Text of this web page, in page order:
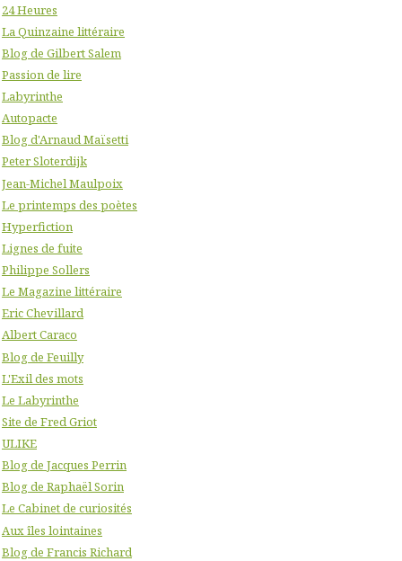
24 Heures
La Quinzaine littéraire
Blog de Gilbert Salem
Passion de lire
Labyrinthe
Autopacte
Blog d'Arnaud Maïsetti
Peter Sloterdijk
Jean-Michel Maulpoix
Le printemps des poètes
Hyperfiction
Lignes de fuite
Philippe Sollers
Le Magazine littéraire
Eric Chevillard
Albert Caraco
Blog de Feuilly
L'Exil des mots
Le Labyrinthe
Site de Fred Griot
ULIKE
Blog de Jacques Perrin
Blog de Raphaël Sorin
Le Cabinet de curiosités
Aux îles lointaines
Blog de Francis Richard